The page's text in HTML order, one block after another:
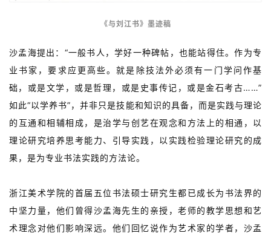
《与刘江书》墨迹稿
沙孟海提出：“一般书人，学好一种碑帖，也能站得住。作为专
业书家，要求应更高些。就是除技法外必须有一门学问作基
础，或是文学，或是哲理，或是史事传记，或是金石考古……”
如此“以学养书”，并非只是技能和知识的具备，而是实践与理论
的互通和相辅相成，是治学与创艺在观念和方法上的相通，以
理论研究培养思考能力、引导实践，以实践检验理论研究的成
果，是为专业书法实践的方法论。
浙江美术学院的首届五位书法硕士研究生都已成长为书法界的
中坚力量，他们曾得沙孟海先生的亲授，老师的教学思想和艺
术理念对他们影响深远。他们回忆说作为艺术家的学者，沙孟